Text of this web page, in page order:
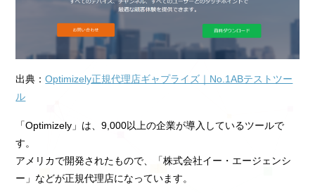
出典：Optimizely正規代理店ギャプライズ｜No.1ABテストツー
ル
「Optimizely」は、9,000以上の企業が導入しているツールで
す。
アメリカで開発されたもので、「株式会社イー・エージェンシ
ー」などが正規代理店になっています。